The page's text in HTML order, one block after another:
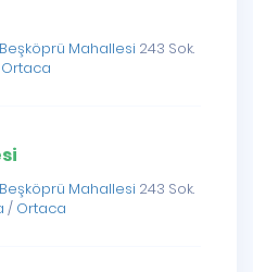
Beşköprü Mahallesi 243 Sok.
Ortaca
Beşköprü Mahallesi 243 Sok.
/ Ortaca